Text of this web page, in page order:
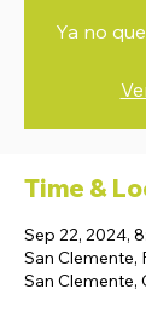
Ya no
Time &
Sep 22, 2024,
San Clemente,
San Clemente,